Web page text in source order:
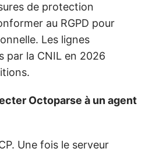
de protection
au RGPD pour
Les lignes
par la CNIL en 2026
Octoparse à un agent
Une fois le serveur